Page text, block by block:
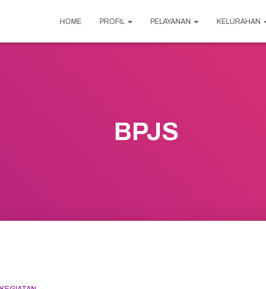
HOME PROFIL PELAYANAN KELURAHAN
BPJS